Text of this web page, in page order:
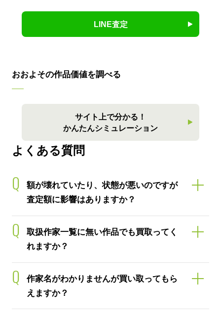
LINE査定
おおよその作品価値を調べる
サイト上で分かる！
かんたんシミュレーション
よくある質問
Q
額が壊れていたり、状態が悪いのですが
査定額に影響はありますか？
Q
取扱作家一覧に無い作品でも買取ってく
れますか？
Q
作家名がわかりませんが買い取ってもら
えますか？